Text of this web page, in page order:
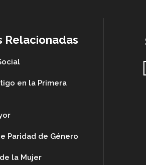
Relacionadas
en la Primera
Paridad de Género
la Mujer